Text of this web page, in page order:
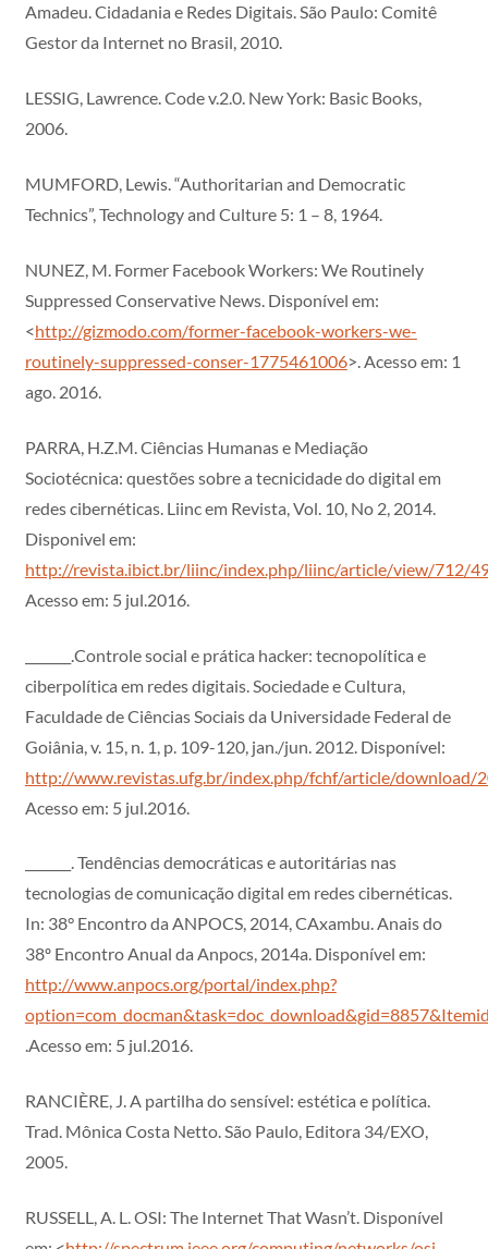
Amadeu. Cidadania e Redes Digitais. São Paulo: Comitê
Gestor da Internet no Brasil, 2010.
LESSIG, Lawrence. Code v.2.0. New York: Basic Books,
2006.
MUMFORD, Lewis. “Authoritarian and Democratic
Technics”, Technology and Culture 5: 1 – 8, 1964.
NUNEZ, M. Former Facebook Workers: We Routinely
Suppressed Conservative News. Disponível em:
<http://gizmodo.com/former-facebook-workers-we-
routinely-suppressed-conser-1775461006>. Acesso em: 1
ago. 2016.
PARRA, H.Z.M. Ciências Humanas e Mediação
Sociotécnica: questões sobre a tecnicidade do digital em
redes cibernéticas. Liinc em Revista, Vol. 10, No 2, 2014.
Disponivel em:
http://revista.ibict.br/liinc/index.php/liinc/article/view/712/
Acesso em: 5 jul.2016.
_______.Controle social e prática hacker: tecnopolítica e
ciberpolítica em redes digitais. Sociedade e Cultura,
Faculdade de Ciências Sociais da Universidade Federal de
Goiânia, v. 15, n. 1, p. 109-120, jan./jun. 2012. Disponível:
http://www.revistas.ufg.br/index.php/fchf/article/download/
Acesso em: 5 jul.2016.
_______. Tendências democráticas e autoritárias nas
tecnologias de comunicação digital em redes cibernéticas.
In: 38° Encontro da ANPOCS, 2014, CAxambu. Anais do
38º Encontro Anual da Anpocs, 2014a. Disponível em:
http://www.anpocs.org/portal/index.php?
.Acesso em: 5 jul.2016.
RANCIÈRE, J. A partilha do sensível: estética e política.
Trad. Mônica Costa Netto. São Paulo, Editora 34/EXO,
2005.
RUSSELL, A. L. OSI: The Internet That Wasn’t. Disponível